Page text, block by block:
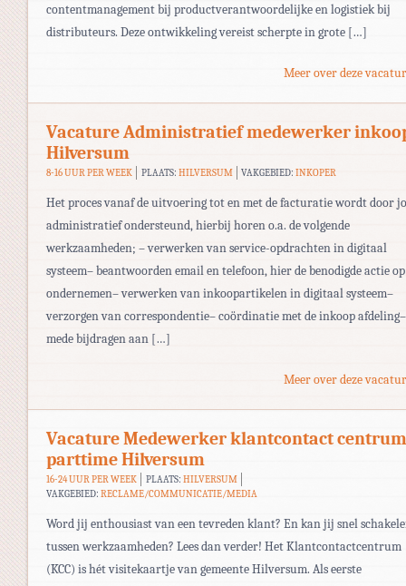
contentmanagement bij productverantwoordelijke en logistiek bij
distributeurs. Deze ontwikkeling vereist scherpte in grote […]
Meer over deze
Vacature Administratief medewerker
Hilversum
8-16 UUR PER WEEK PLAATS: HILVERSUM VAKGEBIED:INKOPER
Het proces vanaf de uitvoering tot en met de facturatie wordt door
administratief ondersteund, hierbij horen o.a. de volgende
werkzaamheden; – verwerken van service-opdrachten in digitaal
systeem– beantwoorden email en telefoon, hier de benodigde actie op
ondernemen– verwerken van inkoopartikelen in digitaal systeem–
verzorgen van correspondentie– coördinatie met de inkoop afdeling–
mede bijdragen aan […]
Meer over deze
Vacature Medewerker klantcontact centrum
parttime Hilversum
16-24 UUR PER WEEK PLAATS: HILVERSUM
VAKGEBIED: RECLAME/COMMUNICATIE/MEDIA
Word jij enthousiast van een tevreden klant? En kan jij snel
tussen werkzaamheden? Lees dan verder! Het Klantcontactcentrum
(KCC) is hét visitekaartje van gemeente Hilversum. Als eerste